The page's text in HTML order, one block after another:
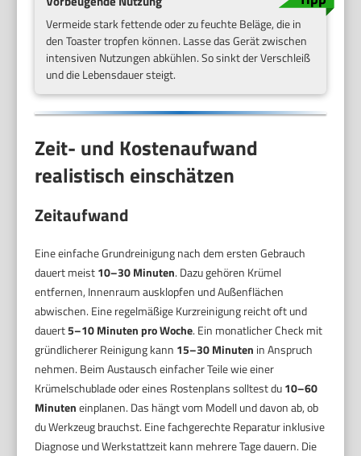
Vermeide stark fettende oder zu feuchte Beläge, die in
den Toaster tropfen können. Lasse das Gerät zwischen
intensiven Nutzungen abkühlen. So sinkt der Verschleiß
und die Lebensdauer steigt.
Zeit- und Kostenaufwand
realistisch einschätzen
Zeitaufwand
Eine einfache Grundreinigung nach dem ersten Gebrauch
dauert meist10–30 Minuten. Dazu gehören Krümel
entfernen, Innenraum ausklopfen und Außenflächen
abwischen. Eine regelmäßige Kurzreinigung reicht oft und
dauert5–10 Minuten pro Woche. Ein monatlicher Check mit
gründlicherer Reinigung kann 15–30 Minuten in Anspruch
nehmen. Beim Austausch einfacher Teile wie einer
Krümelschublade oder eines Rostenplans solltest du10–60
Minuteneinplanen. Das hängt vom Modell und davon ab, ob
du Werkzeug brauchst. Eine fachgerechte Reparatur inklusive
Diagnose und Werkstattzeit kann mehrere Tage dauern. Die